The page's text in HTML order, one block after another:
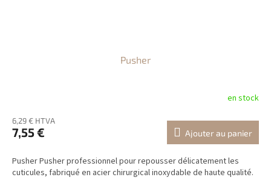
Pusher
en stock
6,29 € HTVA
7,55 € Ajouter au panier
Pusher Pusher professionnel pour repousser délicatement les
cuticules, fabriqué en acier chirurgical inoxydable de haute qualité.